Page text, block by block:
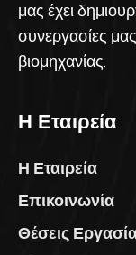
μας έχει
συνεργασίες
βιομηχανίας.
Η Εταιρεία
Η Εταιρεία
Επικοινωνία
Θέσεις